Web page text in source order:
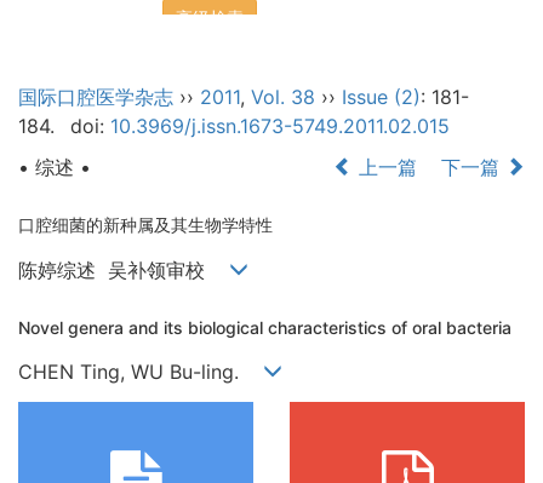
国际口腔医学杂志 ›› 2011, Vol. 38 ›› Issue (2): 181-
184.
doi: 10.3969/j.issn.1673-5749.2011.02.015
• 综述 •
上一篇 下一篇
口腔细菌的新种属及其生物学特性
陈婷综述 吴补领审校
Novel genera and its biological characteristics of oral bacteria
CHEN Ting, WU Bu-ling.